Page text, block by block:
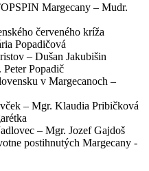
Margecany – Mudr.
červeného kríža
Popadičová
– Dušan Jakubišin
Popadič
v Margecanoch –
– Mgr. Klaudia Pribičková
– Mgr. Jozef Gajdoš
postihnutých Margecany -